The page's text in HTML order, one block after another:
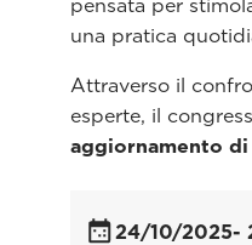
pensata per
una pratica
Attraverso il
esperte, il
aggiornamento
24/10/2025-